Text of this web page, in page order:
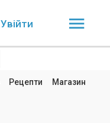
Увійти
Рецепти Магазин